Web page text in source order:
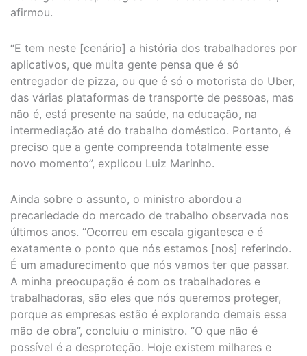
afirmou.
“E tem neste [cenário] a história dos trabalhadores por
aplicativos, que muita gente pensa que é só
entregador de pizza, ou que é só o motorista do Uber,
das várias plataformas de transporte de pessoas, mas
não é, está presente na saúde, na educação, na
intermediação até do trabalho doméstico. Portanto, é
preciso que a gente compreenda totalmente esse
novo momento”, explicou Luiz Marinho.
Ainda sobre o assunto, o ministro abordou a
precariedade do mercado de trabalho observada nos
últimos anos. “Ocorreu em escala gigantesca e é
exatamente o ponto que nós estamos [nos] referindo.
É um amadurecimento que nós vamos ter que passar.
A minha preocupação é com os trabalhadores e
trabalhadoras, são eles que nós queremos proteger,
porque as empresas estão é explorando demais essa
mão de obra”, concluiu o ministro. “O que não é
possível é a desproteção. Hoje existem milhares e